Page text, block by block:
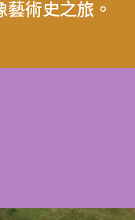
術史之旅。